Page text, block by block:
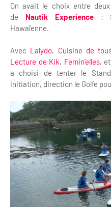
On avait le choix entre
de Nautik Experience:
Hawaïenne.
Avec Lalydo, Cuisine de
Lecture de Kik, Femin'elles,
a choisi de tenter le
initiation, direction le Golfe